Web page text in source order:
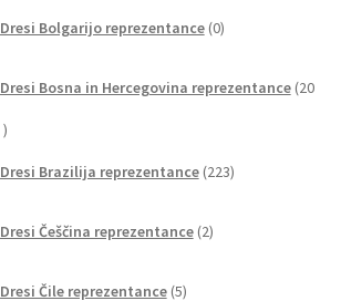
Dresi Bolgarijo reprezentance 0izdelkov
Dresi Bosna in Hercegovina reprezentance 20
20
Dresi Brazilija reprezentance 223izdelkov
Dresi Češčina reprezentance 2izdelka
Dresi Čile reprezentance 5